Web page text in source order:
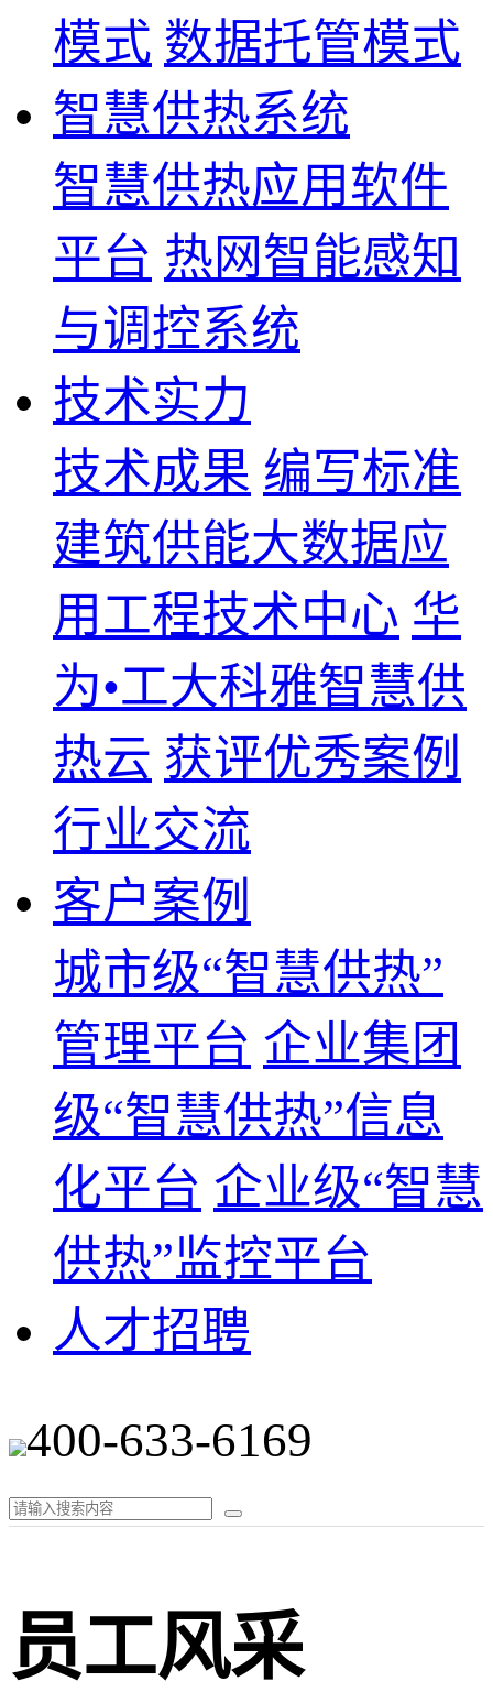
模式 数据托管模式
智慧供热系统
智慧供热应用软件
平台 热网智能感知
与调控系统
技术实力
技术成果 编写标准
建筑供能大数据应
用工程技术中心 华
为•工大科雅智慧供
热云 获评优秀案例
行业交流
客户案例
城市级“智慧供热”
管理平台 企业集团
级“智慧供热”信息
化平台 企业级“智慧
供热”监控平台
人才招聘
400-633-6169
员工风采